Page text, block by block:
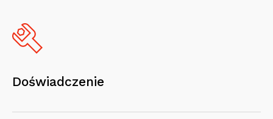
Doświadczenie